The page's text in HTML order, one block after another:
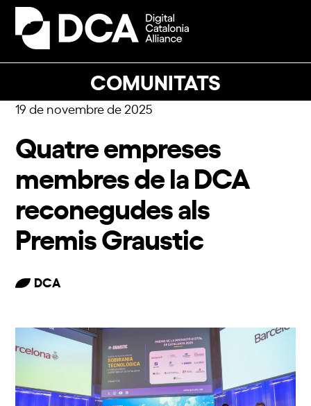
Skip
content
COMUNITATS
Open
mobile
Close
mobile
19 de novembre de 2025
Quatre empreses
membres de la DCA
reconegudes als
Premis Graustic
DCA